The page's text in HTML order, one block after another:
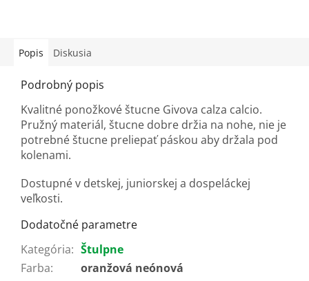
Popis Diskusia
Podrobný popis
Kvalitné ponožkové štucne Givova calza calcio.
Pružný materiál, štucne dobre držia na nohe, nie je
potrebné štucne preliepať páskou aby držala pod
kolenami.
Dostupné v detskej, juniorskej a dospeláckej
veľkosti.
Dodatočné parametre
Kategória: Štulpne
Farba: oranžová neónová